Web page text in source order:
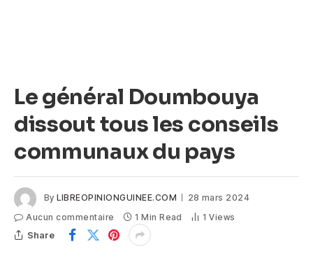
Le général Doumbouya
dissout tous les conseils
communaux du pays
By LIBREOPINIONGUINEE.COM
28 mars 2024
Aucun commentaire
1 Min Read 1Views
Share